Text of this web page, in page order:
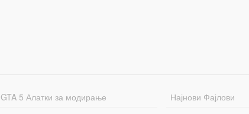
GTA 5 Алатки за модирање
Најнови Фајлови